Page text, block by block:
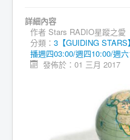
詳細內容
作者 Stars RADIO星蹤之愛
分類： 3【GUIDING
播週四03:00/週四10:00/週
發佈於：01 三月 2017